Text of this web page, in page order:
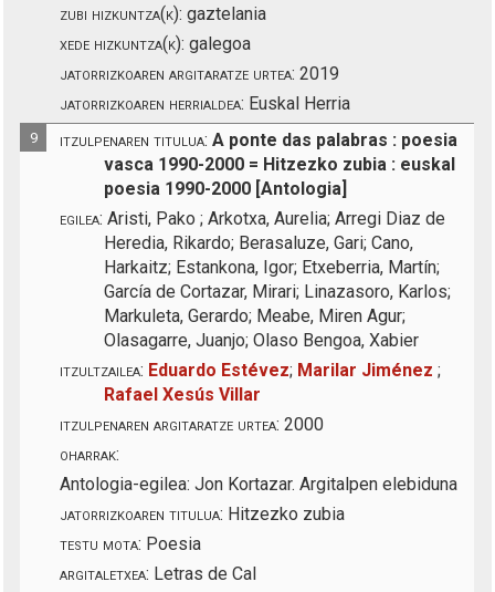
zubi hizkuntza(k): gaztelania
xede hizkuntza(k): galegoa
jatorrizkoaren argitaratze urtea: 2019
jatorrizkoaren herrialdea: Euskal Herria
9 itzulpenaren titulua: A ponte das palabras : poesia
vasca 1990-2000 = Hitzezko zubia : euskal
poesia 1990-2000 [Antologia]
egilea: Aristi, Pako ; Arkotxa, Aurelia; Arregi Diaz de
Heredia, Rikardo; Berasaluze, Gari; Cano,
Harkaitz; Estankona, Igor; Etxeberria, Martín;
García de Cortazar, Mirari; Linazasoro, Karlos;
Markuleta, Gerardo; Meabe, Miren Agur;
Olasagarre, Juanjo; Olaso Bengoa, Xabier
itzultzailea: Eduardo Estévez; Marilar Jiménez;
Rafael Xesús Villar
itzulpenaren argitaratze urtea: 2000
oharrak:
Antologia-egilea: Jon Kortazar. Argitalpen elebiduna
jatorrizkoaren titulua: Hitzezko zubia
testu mota: Poesia
argitaletxea: Letras de Cal